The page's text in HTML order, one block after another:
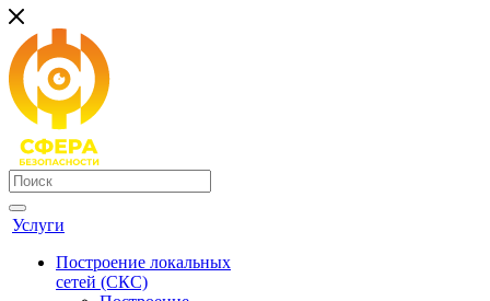
Услуги
Построение локальных
сетей (СКС)